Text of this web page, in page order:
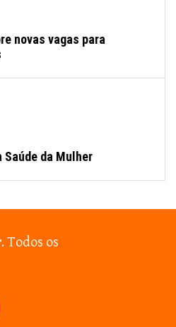
novas vagas para
da Mulher
. Todos os